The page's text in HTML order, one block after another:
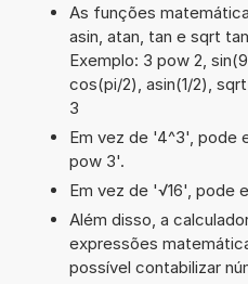
As funções
asin, atan, tan e sqrt
Exemplo: 3 pow 2,
cos(pi/2), asin(1/2),
3
Em vez de '4^3', pode
pow 3'.
Em vez de '√16', pode
Além disso, a
expressões
possível contabilizar